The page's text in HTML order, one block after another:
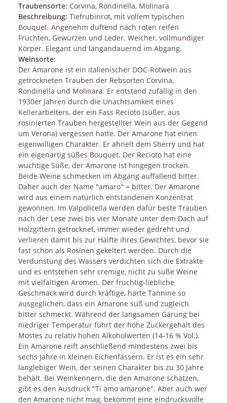
Traubensorte: Corvina, Rondinella, Molinara
Beschreibung: Tiefrubinrot, mit vollem typischen
Bouquet. Angenehm duftend nach roten reifen
Früchten, Gewürzen und Leder. Weicher, vollmundiger
Körper. Elegant und langandauernd im Abgang.
Weinsorte:
Der Amarone ist ein italienischer DOC-Rotwein aus
getrockneten Trauben der Rebsorten Corvina,
Rondinella und Molinara. Er entstand zufällig in den
1930er Jahren durch die Unachtsamkeit eines
Kellerarbeiters, der ein Fass Recioto (süßer, aus
rosinierten Trauben hergestellter Wein aus der Gegend
um Verona) vergessen hatte. Der Amarone hat einen
eigenwilligen Charakter. Er ähnelt dem Sherry und hat
ein eigenartig süßes Bouquet. Der Recioto hat eine
wuchtige Süße, der Amarone ist hingegen trocken.
Beide Weine schmecken im Abgang auffallend bitter.
Daher auch der Name "amaro" = bitter. Der Amarone
wird aus einem natürlich entstandenen Konzentrat
gewonnen. Im Valpolicella werden dafür beste Trauben
nach der Lese zwei bis vier Monate unter dem Dach auf
Holzgittern getrocknet, immer wieder gedreht und
verlieren damit bis zur Hälfte ihres Gewichtes, bevor sie
fast schon als Rosinen gekeltert werden. Durch die
Verdunstung des Wassers verdichten sich die Extrakte
und es entstehen sehr cremige, nicht zu süße Weine
mit vielfältigen Aromen. Der fruchtig-liebliche
Geschmack wird durch kräftige, harte Tannine so
ausgeglichen, dass ein Amarone süß und zugleich
bitter schmeckt. Während der langsamen Gärung bei
niedriger Temperatur führt der hohe Zuckergehalt des
Mostes zu relativ hohen Alkoholwerten (14-16 % Vol.).
Ein Amarone reift anschließend mindestens zwei bis
sechs Jahre in kleinen Eichenfässern. Er ist es ein sehr
langlebiger Wein, der seinen Charakter bis zu 30 Jahre
behält. Bei Weinkennern, die den Amarone schätzen,
gibt es den Ausdruck "Ti amo amarone". Aber auch wer
den Amarone nicht mag, bekommt eine eindrucksvolle